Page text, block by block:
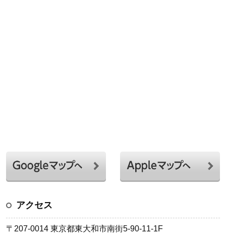
アクセス
〒207-0014 東京都東大和市南街5-90-11-1F